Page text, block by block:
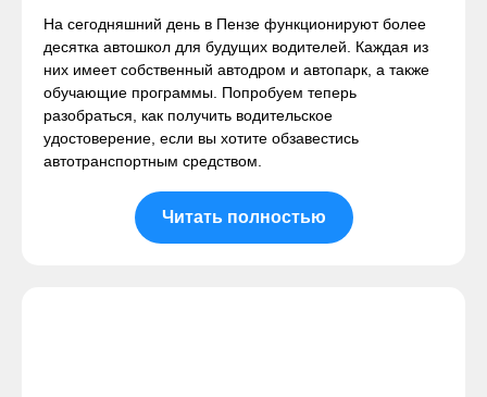
На сегодняшний день в Пензе функционируют более
десятка автошкол для будущих водителей. Каждая из
них имеет собственный автодром и автопарк, а также
обучающие программы. Попробуем теперь
разобраться, как получить водительское
удостоверение, если вы хотите обзавестись
автотранспортным средством.
Читать полностью